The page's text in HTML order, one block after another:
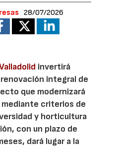
28/07/2026
invertirá
integral de
que modernizará
criterios de
y horticultura
con un plazo de
dará lugar a la